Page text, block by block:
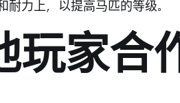
耐力上，以提高马匹的等级。
玩家合